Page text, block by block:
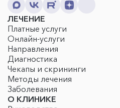
ЛЕЧЕНИЕ
Платные услуги
Онлайн-услуги
Направления
Диагностика
Чекапы и скрининги
Методы лечения
Заболевания
О КЛИНИКЕ